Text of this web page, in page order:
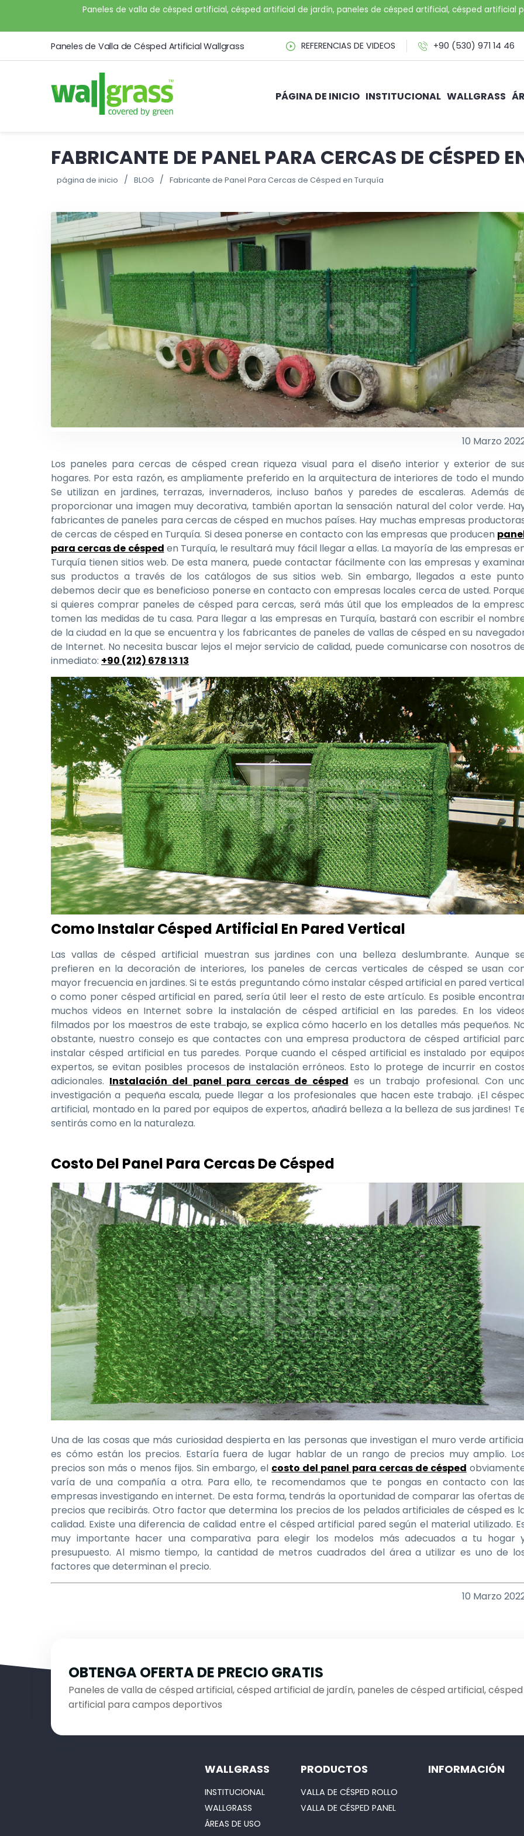
Paneles de valla de césped artificial, césped artificial de jardín, paneles de césped artificial, césped artificial
Paneles de Valla de Césped Artificial Wallgrass REFERENCIAS DE VIDEOS +90 (530) 971 14 46
PÁGINA DE INICIO INSTITUCIONAL WALLGRASS
FABRICANTE DE PANEL PARA CERCAS DE CÉSPED
página de inicio BLOG Fabricante de Panel Para Cercas de Césped en Turquía
10 Marzo
Los paneles para cercas de césped crean riqueza visual para el diseño interior y exterior de
hogares. Por esta razón, es ampliamente preferido en la arquitectura de interiores de todo el
Se utilizan en jardines, terrazas, invernaderos, incluso baños y paredes de escaleras. Además
proporcionar una imagen muy decorativa, también aportan la sensación natural del color verde.
fabricantes de paneles para cercas de césped en muchos países. Hay muchas empresas
de cercas de césped en Turquía. Si desea ponerse en contacto con las empresas que producen
para cercas de césped en Turquía, le resultará muy fácil llegar a ellas. La mayoría de las empresas
Turquía tienen sitios web. De esta manera, puede contactar fácilmente con las empresas y
sus productos a través de los catálogos de sus sitios web. Sin embargo, llegados a este
debemos decir que es beneficioso ponerse en contacto con empresas locales cerca de usted.
si quieres comprar paneles de césped para cercas, será más útil que los empleados de la
tomen las medidas de tu casa. Para llegar a las empresas en Turquía, bastará con escribir el
de la ciudad en la que se encuentra y los fabricantes de paneles de vallas de césped en su
de Internet. No necesita buscar lejos el mejor servicio de calidad, puede comunicarse con nosotros
inmediato: +90 (212) 678 13 13
Como Instalar Césped Artificial En Pared Vertical
Las vallas de césped artificial muestran sus jardines con una belleza deslumbrante. Aunque
prefieren en la decoración de interiores, los paneles de cercas verticales de césped se usan
mayor frecuencia en jardines. Si te estás preguntando cómo instalar césped artificial en pared
o como poner césped artificial en pared, sería útil leer el resto de este artículo. Es posible
muchos videos en Internet sobre la instalación de césped artificial en las paredes. En los
filmados por los maestros de este trabajo, se explica cómo hacerlo en los detalles más pequeños.
obstante, nuestro consejo es que contactes con una empresa productora de césped artificial
instalar césped artificial en tus paredes. Porque cuando el césped artificial es instalado por
expertos, se evitan posibles procesos de instalación erróneos. Esto lo protege de incurrir en
adicionales. Instalación del panel para cercas de césped es un trabajo profesional. Con
investigación a pequeña escala, puede llegar a los profesionales que hacen este trabajo. ¡El
artificial, montado en la pared por equipos de expertos, añadirá belleza a la belleza de sus jardines!
sentirás como en la naturaleza.
Costo Del Panel Para Cercas De Césped
Una de las cosas que más curiosidad despierta en las personas que investigan el muro verde
es cómo están los precios. Estaría fuera de lugar hablar de un rango de precios muy amplio.
precios son más o menos fijos. Sin embargo, el costo del panel para cercas de césped
varía de una compañía a otra. Para ello, te recomendamos que te pongas en contacto con
empresas investigando en internet. De esta forma, tendrás la oportunidad de comparar las ofertas
precios que recibirás. Otro factor que determina los precios de los pelados artificiales de césped es
calidad. Existe una diferencia de calidad entre el césped artificial pared según el material utilizado.
muy importante hacer una comparativa para elegir los modelos más adecuados a tu hogar
presupuesto. Al mismo tiempo, la cantidad de metros cuadrados del área a utilizar es uno de
factores que determinan el precio.
10 Marzo
OBTENGA OFERTA DE PRECIO GRATIS
Paneles de valla de césped artificial, césped artificial de jardín, paneles de césped artificial, césped
artificial para campos deportivos
WALLGRASS
INSTITUCIONAL
WALLGRASS
ÁREAS DE USO
PRODUCTOS
VALLA DE CÉSPED ROLLO
VALLA DE CÉSPED PANEL
INFORMACIÓN